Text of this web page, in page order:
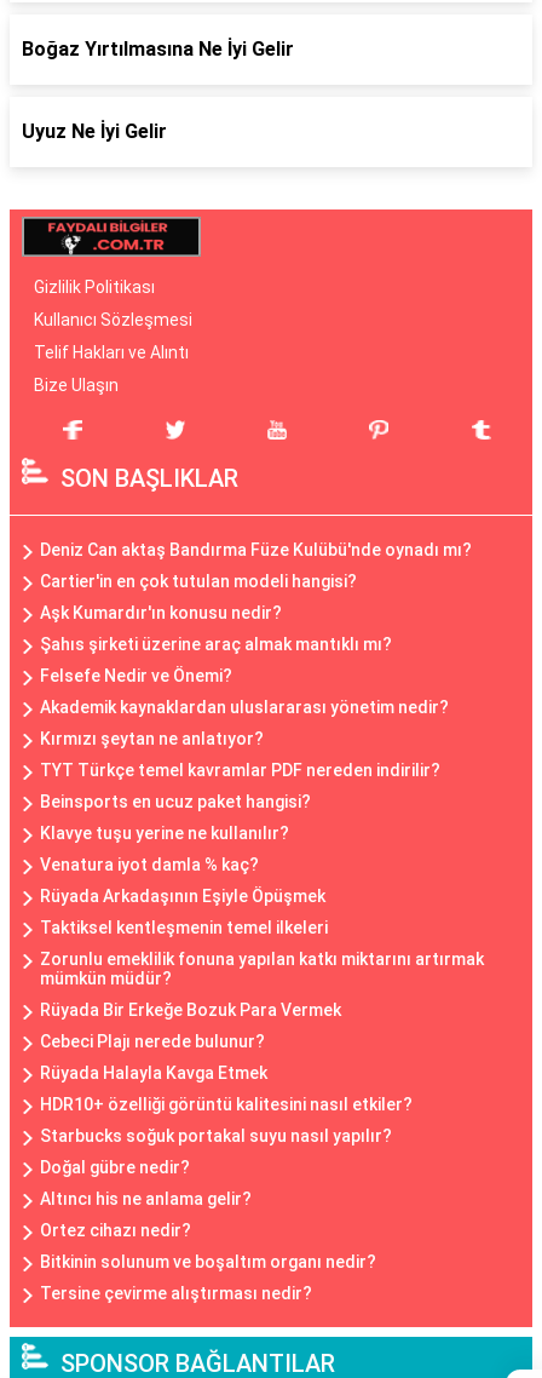
Boğaz Yırtılmasına Ne İyi Gelir
Uyuz Ne İyi Gelir
Gizlilik Politikası
Kullanıcı Sözleşmesi
Telif Hakları ve Alıntı
Bize Ulaşın
SON BAŞLIKLAR
Deniz Can aktaş Bandırma Füze Kulübü'nde oynadı mı?
Cartier'in en çok tutulan modeli hangisi?
Aşk Kumardır'ın konusu nedir?
Şahıs şirketi üzerine araç almak mantıklı mı?
Felsefe Nedir ve Önemi?
Akademik kaynaklardan uluslararası yönetim nedir?
Kırmızı şeytan ne anlatıyor?
TYT Türkçe temel kavramlar PDF nereden indirilir?
Beinsports en ucuz paket hangisi?
Klavye tuşu yerine ne kullanılır?
Venatura iyot damla % kaç?
Rüyada Arkadaşının Eşiyle Öpüşmek
Taktiksel kentleşmenin temel ilkeleri
Zorunlu emeklilik fonuna yapılan katkı miktarını artırmak
mümkün müdür?
Rüyada Bir Erkeğe Bozuk Para Vermek
Cebeci Plajı nerede bulunur?
Rüyada Halayla Kavga Etmek
HDR10+ özelliği görüntü kalitesini nasıl etkiler?
Starbucks soğuk portakal suyu nasıl yapılır?
Doğal gübre nedir?
Altıncı his ne anlama gelir?
Ortez cihazı nedir?
Bitkinin solunum ve boşaltım organı nedir?
Tersine çevirme alıştırması nedir?
SPONSOR BAĞLANTILAR